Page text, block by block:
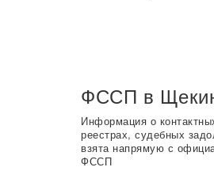
ФССП в
Информация о
реестрах, судебных
взята напрямую с
ФССП